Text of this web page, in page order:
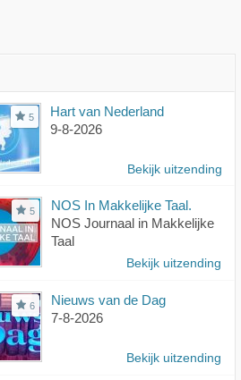
5
Hart van Nederland
9-8-2026
Bekijk uitzending
5
NOS In Makkelijke Taal.
NOS Journaal in Makkelijke
Taal
Bekijk uitzending
6
Nieuws van de Dag
7-8-2026
Bekijk uitzending